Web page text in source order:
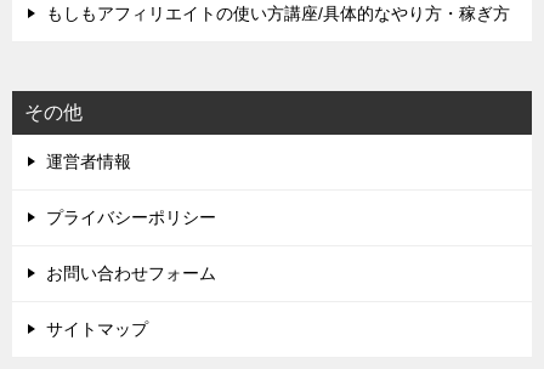
もしもアフィリエイトの使い方講座/具体的なやり方・稼ぎ方
その他
運営者情報
プライバシーポリシー
お問い合わせフォーム
サイトマップ